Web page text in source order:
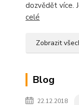
dozvědět více.
celé
Zobrazit
Blog
22.12.2018